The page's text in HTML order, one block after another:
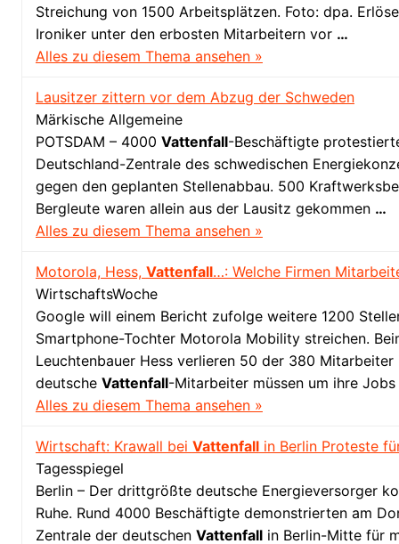
Streichung von 1500 Arbeitsplätzen. Foto: dpa.
Ironiker unter den erbosten Mitarbeitern vor …
Alles zu diesem Thema ansehen »
Lausitzer zittern vor dem Abzug der Schweden
Märkische Allgemeine
POTSDAM – 4000 Vattenfall-Beschäftigte
Deutschland-Zentrale des schwedischen
gegen den geplanten Stellenabbau. 500
Bergleute waren allein aus der Lausitz gekommen …
Alles zu diesem Thema ansehen »
Motorola, Hess, Vattenfall…: Welche Firmen
WirtschaftsWoche
Google will einem Bericht zufolge weitere 1200
Smartphone-Tochter Motorola Mobility streichen.
Leuchtenbauer Hess verlieren 50 der 380 Mitarbeiter
deutsche Vattenfall-Mitarbeiter müssen um ihre Jobs
Alles zu diesem Thema ansehen »
Wirtschaft: Krawall bei Vattenfallin Berlin Proteste
Tagesspiegel
Berlin – Der drittgrößte deutsche Energieversorger
Ruhe. Rund 4000 Beschäftigte demonstrierten am
Zentrale der deutschen Vattenfallin Berlin-Mitte für